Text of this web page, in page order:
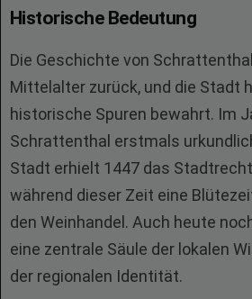
Historische Bedeutung
Die Geschichte von
Mittelalter zurück, und die Stadt
historische Spuren bewahrt. Im
Schrattenthal erstmals
Stadt erhielt 1447 das
während dieser Zeit eine
den Weinhandel. Auch heute
eine zentrale Säule der lokalen
der regionalen Identität.